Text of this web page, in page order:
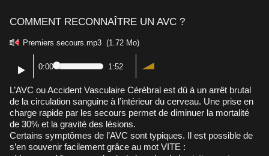
COMMENT RECONNAÎTRE UN AVC ?
Premiers secours.mp3 (1.72 Mo)
0:00 1:52
L’AVC ou Accident Vasculaire Cérébral est dû à un arrêt brutal
de la circulation sanguine à l’intérieur du cerveau. Une prise en
charge rapide par les secours permet de diminuer la mortalité
de 30% et la gravité des lésions.
Certains symptômes de l’AVC sont typiques. Il est possible de
s’en souvenir facilement grâce au mot VITE :